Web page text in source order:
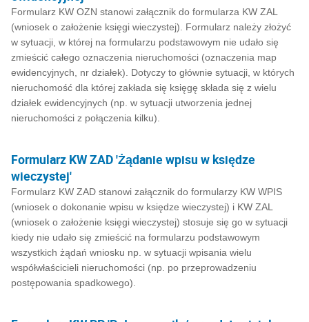
Formularz KW OZN stanowi załącznik do formularza KW ZAL
(wniosek o założenie księgi wieczystej). Formularz należy złożyć
w sytuacji, w której na formularzu podstawowym nie udało się
zmieścić całego oznaczenia nieruchomości (oznaczenia map
ewidencyjnych, nr działek). Dotyczy to głównie sytuacji, w których
nieruchomość dla której zakłada się księgę składa się z wielu
działek ewidencyjnych (np. w sytuacji utworzenia jednej
nieruchomości z połączenia kilku).
Formularz KW ZAD 'Żądanie wpisu w księdze
wieczystej'
Formularz KW ZAD stanowi załącznik do formularzy KW WPIS
(wniosek o dokonanie wpisu w księdze wieczystej) i KW ZAL
(wniosek o założenie księgi wieczystej) stosuje się go w sytuacji
kiedy nie udało się zmieścić na formularzu podstawowym
wszystkich żądań wniosku np. w sytuacji wpisania wielu
współwłaścicieli nieruchomości (np. po przeprowadzeniu
postępowania spadkowego).